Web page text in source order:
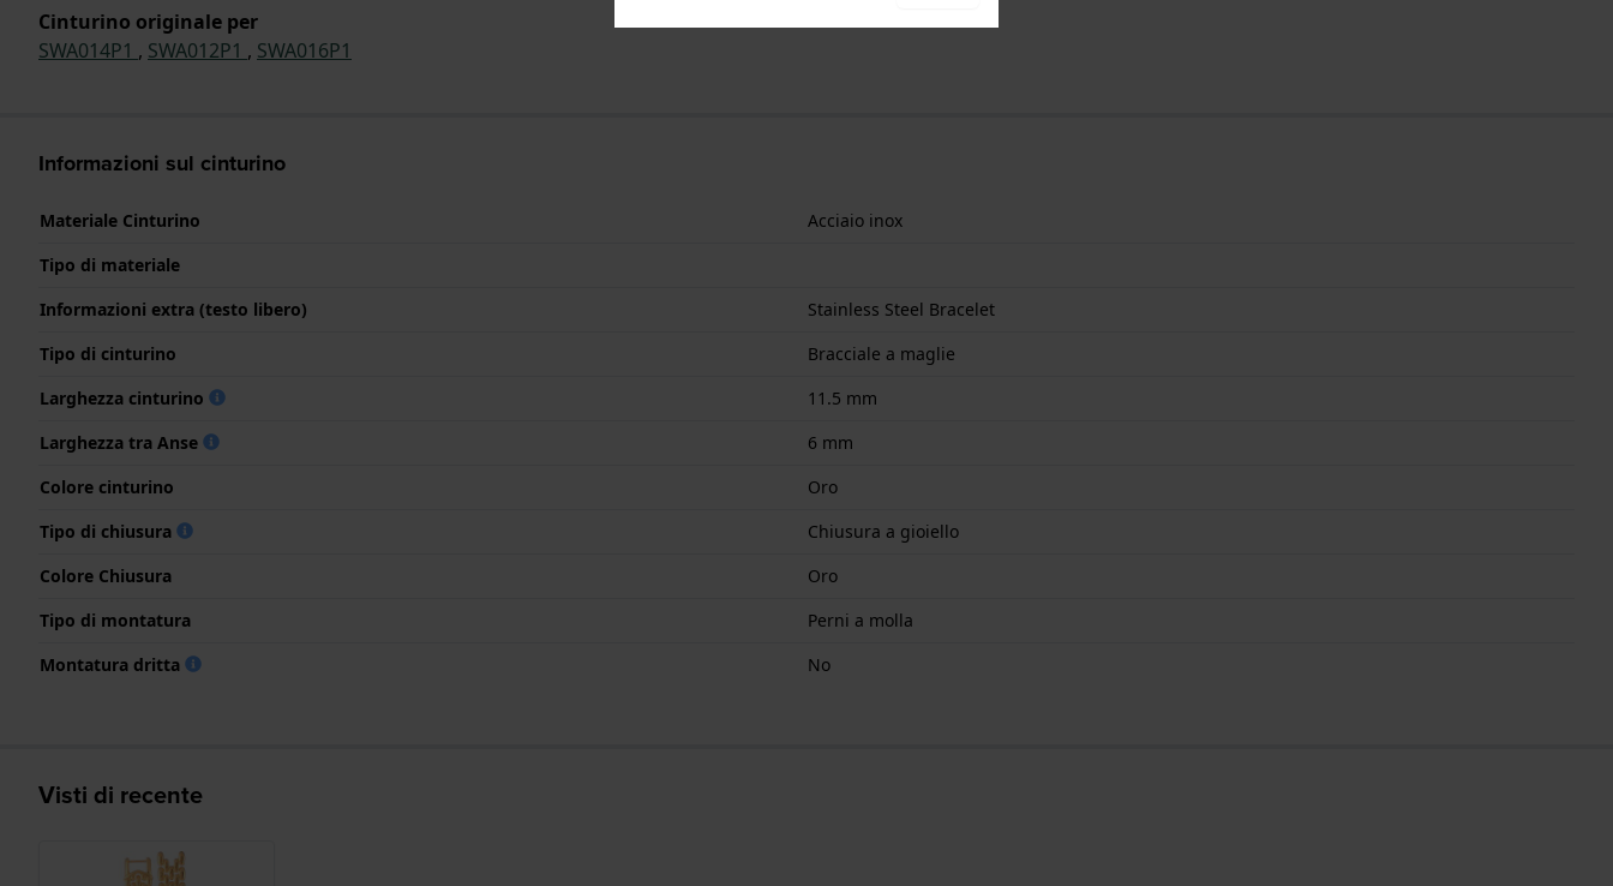
Cinturino originale per
SWA014P1 , SWA012P1 , SWA016P1
Informazioni sul cinturino
Materiale Cinturino
Acciaio inox
Tipo di materiale
Informazioni extra (testo libero)
Stainless Steel Bracelet
Tipo di cinturino
Bracciale a maglie
Larghezza cinturino
11.5 mm
Larghezza tra Anse
6 mm
Colore cinturino
Oro
Tipo di chiusura
Chiusura a gioiello
Colore Chiusura
Oro
Tipo di montatura
Perni a molla
Montatura dritta
No
Visti di recente